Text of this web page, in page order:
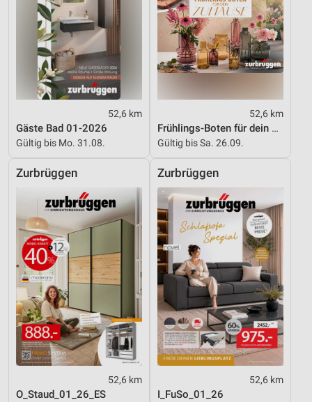
52,6 km
Gäste Bad 01-2026
Gültig bis Mo. 31.08.
52,6 km
Frühlings-Boten für dein Zuhause
Gültig bis Sa. 26.09.
Zurbrüggen
52,6 km
O_Staud_01_26_ES
Zurbrüggen
52,6 km
I_FuSo_01_26